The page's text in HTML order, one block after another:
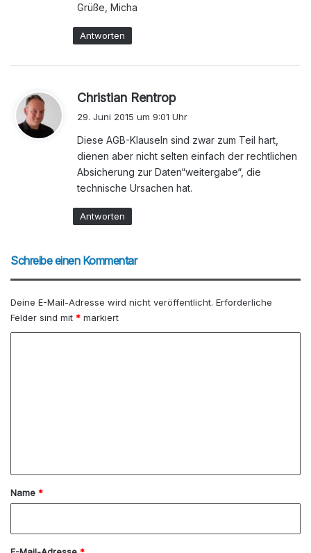
Grüße, Micha
Antworten
Christian Rentrop
t
:
29. Juni 2015 um 9:01 Uhr
Diese AGB-Klauseln sind zwar zum Teil hart,
dienen aber nicht selten einfach der rechtlichen
Absicherung zur Daten“weitergabe“, die
technische Ursachen hat.
Antworten
Schreibe einen Kommentar
Deine E-Mail-Adresse wird nicht veröffentlicht. Erforderliche
Felder sind mit * markiert
a
Name *